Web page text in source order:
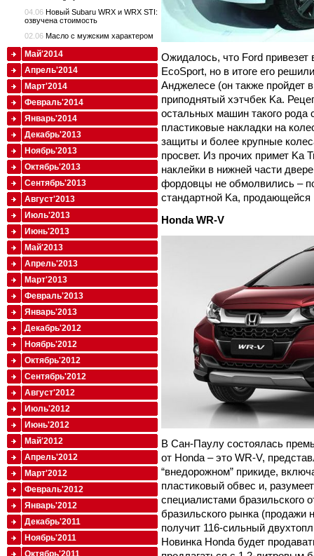
Ожидалось, что Ford
EcoSport, но в итоге его
Анджелесе (он также пройдет
приподнятый хэтчбек Ka.
остальных машин такого рода
пластиковые накладки на
защиты и более крупные
просвет. Из прочих примет Ka
наклейки в нижней части
фордовцы не обмолвились –
стандартной Ka, продающейся
HondaWR-V
В Сан-Паулу состоялась
от Honda – это WR-V,
“внедорожном” прикиде,
пластиковый обвес и,
специалистами бразильского
бразильского рынка (продажи
получит 116-сильный
Новинка Honda будет
04.06 Новый Subaru WRX и WRX STI:
озвучена стоимость
02.06 Масло с мужским характером
Май'2014
Апрель'2014
Март'2014
Февраль'2014
Январь'2014
Декабрь'2013
Ноябрь'2013
Октябрь'2013
Сентябрь'2013
Август'2013
Июль'2013
Июнь'2013
Май'2013
Апрель'2013
Март'2013
Февраль'2013
Январь'2013
Декабрь'2012
Ноябрь'2012
Октябрь'2012
Сентябрь'2012
Август'2012
Июль'2012
Июнь'2012
Май'2012
Апрель'2012
Март'2012
Февраль'2012
Январь'2012
Декабрь'2011
Ноябрь'2011
Октябрь'2011